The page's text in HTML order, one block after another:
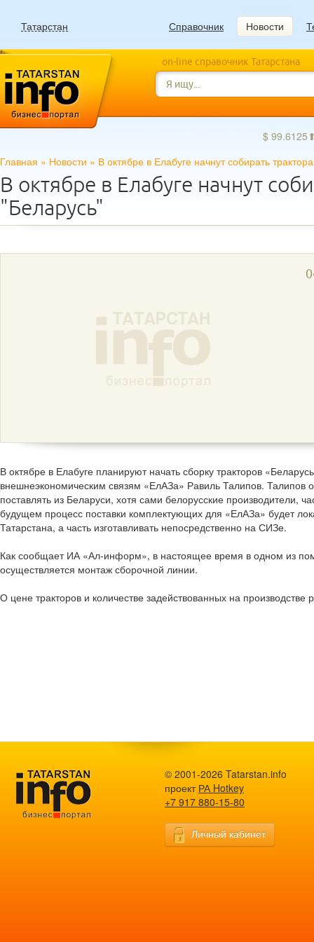
Татарстан Справочник Новости
on-line справочник Татарстана
$
Главная » Новости » В октябре в Елабуге начнут собирать
В октябре в Елабуге начнут
"Беларусь"
В октябре в Елабуге планируют начать сборку тракторов
внешнеэкономическим связям «ЕлАЗа» Равиль Талипов. Талипов
поставлять из Беларуси, хотя сами белорусские производители,
будущем процесс поставки комплектующих для «ЕлАЗа» будет
Татарстана, а часть изготавливать непосредственно на СИЗе.
Как сообщает ИА «Ал-информ», в настоящее время в одном из
осуществляется монтаж сборочной линии.
О цене тракторов и количестве задействованных на производстве
© 2001-2026 Tatarstan.info
проект РА Hotkey
+7 917 880-15-80
Личный кабинет